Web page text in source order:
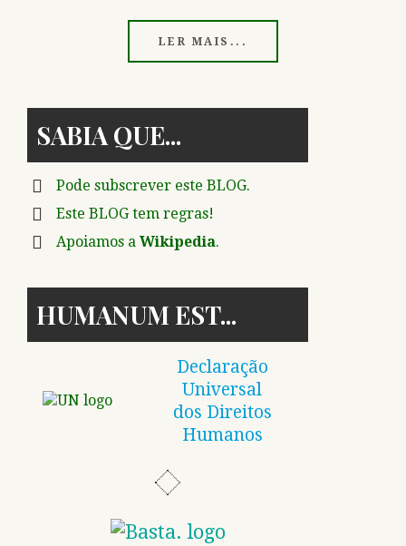
LER MAIS...
SABIA QUE
Pode subscrever este BLOG.
Este BLOG tem regras!
Apoiamos a Wikipedia.
HUMANUM EST
Declaração
Universal
dos Direitos
Humanos